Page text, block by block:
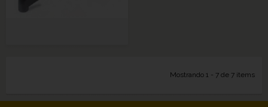
Mostrando 1 - 7 de 7 items